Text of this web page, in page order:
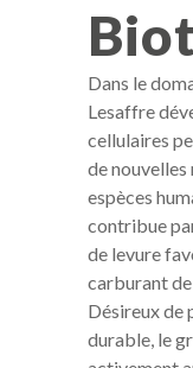
Dans le
Lesaffre
cellulaires
de
espèces
contribue
de levure
carburant de
Désireux de
durable, le